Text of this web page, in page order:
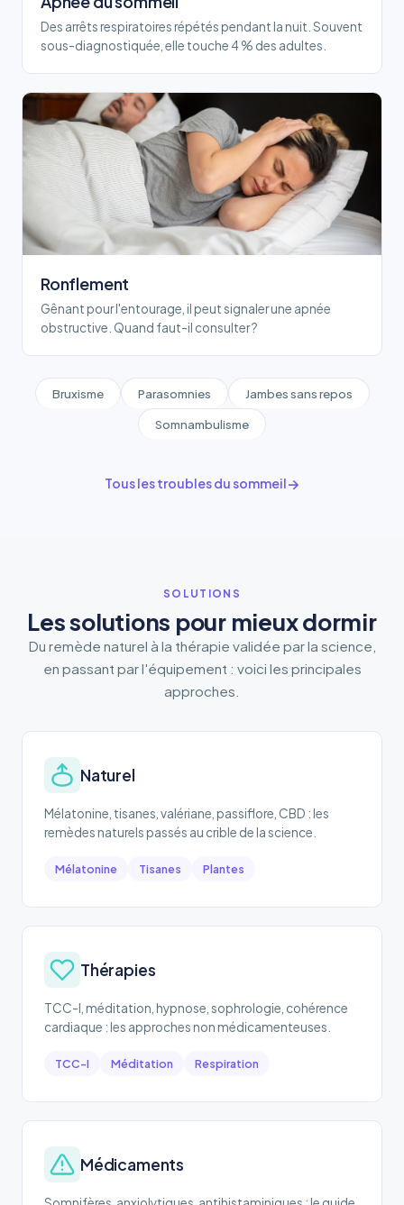
Des arrêts respiratoires répétés pendant la nuit. Souvent
sous-diagnostiquée, elle touche 4 % des adultes.
Ronflement
Gênant pour l'entourage, il peut signaler une apnée
obstructive. Quand faut-il consulter ?
Bruxisme Parasomnies
Jambes sans repos
Somnambulisme
Tous les troubles du sommeil
SOLUTIONS
Les solutions pour mieux dormir
Du remède naturel à la thérapie validée par la science,
en passant par l'équipement : voici les principales
approches.
Naturel
Mélatonine, tisanes, valériane, passiflore, CBD : les
remèdes naturels passés au crible de la science.
Mélatonine Tisanes Plantes
Thérapies
TCC-I, méditation, hypnose, sophrologie, cohérence
cardiaque : les approches non médicamenteuses.
TCC-I Méditation Respiration
Médicaments